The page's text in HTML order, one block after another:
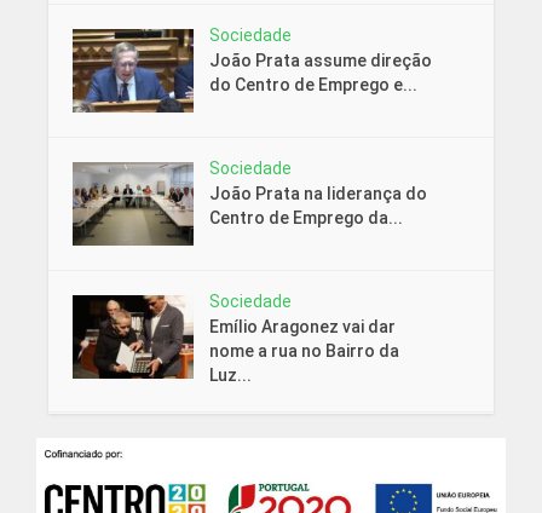
Sociedade
João Prata assume direção
do Centro de Emprego e...
Sociedade
João Prata na liderança do
Centro de Emprego da...
Sociedade
Emílio Aragonez vai dar
nome a rua no Bairro da
Luz...